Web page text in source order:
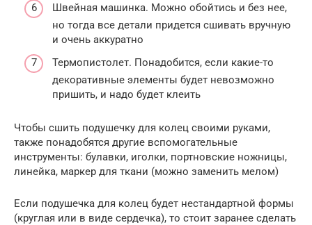
Швейная машинка. Можно обойтись и без нее,
но тогда все детали придется сшивать вручную
и очень аккуратно
Термопистолет. Понадобится, если какие-то
декоративные элементы будет невозможно
пришить, и надо будет клеить
Чтобы сшить подушечку для колец своими руками,
также понадобятся другие вспомогательные
инструменты: булавки, иголки, портновские ножницы,
линейка, маркер для ткани (можно заменить мелом)
Если подушечка для колец будет нестандартной формы
(круглая или в виде сердечка), то стоит заранее сделать